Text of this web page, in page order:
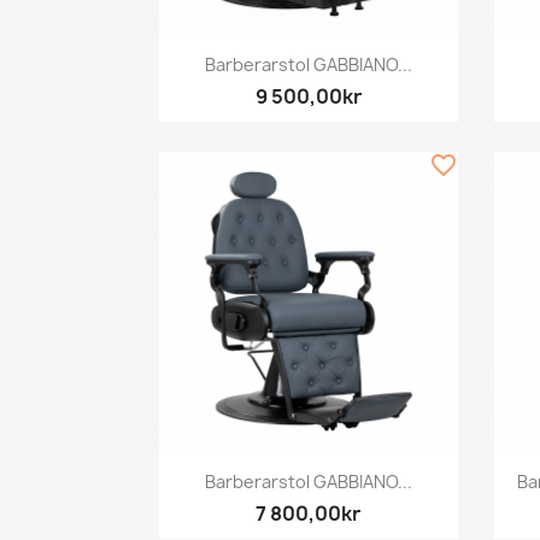
Snabbvy
Barberarstol GABBIANO...
9 500,00kr
Snabbvy
Barberarstol GABBIANO...
7 800,00kr
favorite_border